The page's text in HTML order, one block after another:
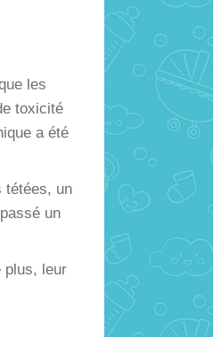
les
toxicité
a été
tétées, un
un
plus, leur